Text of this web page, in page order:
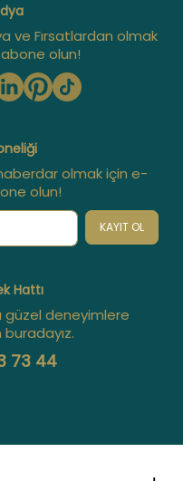
ve Fırsatlardan olmak
olun!
olmak için e-
olun!
KAYIT OL
Hattı
güzel deneyimlere
73 44